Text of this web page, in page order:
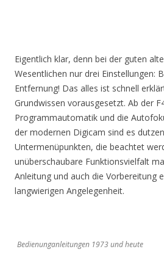
Eigentlich klar, denn bei der guten
Wesentlichen nur drei Einstellungen:
Entfernung! Das alles ist schnell
Grundwissen vorausgesetzt. Ab der
Programmautomatik und die
der modernen Digicam sind es
Untermenüpunkten, die beachtet
unüberschaubare Funktionsvielfalt
Anleitung und auch die Vorbereitung
langwierigen Angelegenheit.
Bedienunganleitungen 1973 und heute